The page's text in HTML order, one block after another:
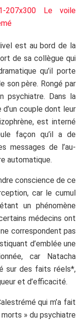
est au bord de la
de sa collègue qui
qu’il porte
son père. Rongé par
psychiatre. Dans la
couple dont leur
est interné
façon qu’il a de
messages de l’au-
automatique.
conscience de ce
car le cumul
un phénomène
médecins ont
correspondent pas
d’emblée une
car Natacha
sur des faits réels*,
et d’efficacité.
qui m’a fait
» du psychiatre